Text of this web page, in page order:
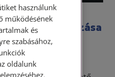
jogi szabályozása
használunk
működésének
és
szabásához,
oldalunk